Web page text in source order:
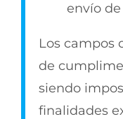
envío
Los campos
de
siendo
finalidades